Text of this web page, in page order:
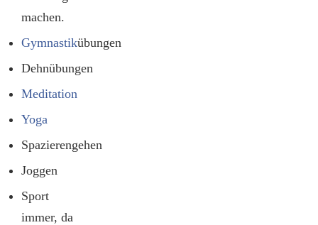
machen.
Gymnastikübungen
Dehnübungen
Meditation
Yoga
Spazierengehen
Joggen
Sport
immer, da